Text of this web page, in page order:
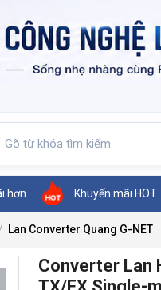
hơn Khuyến mãi HOT
Lan Converter Quang G-NET
Converter Lan